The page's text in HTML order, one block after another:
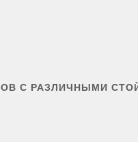
С РАЗЛИЧНЫМИ